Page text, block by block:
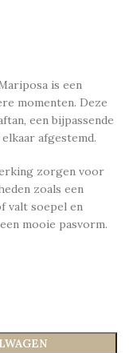
is een
momenten. Deze
een bijpassende
afgestemd.
zorgen voor
zoals een
valt soepel en
mooie pasvorm.